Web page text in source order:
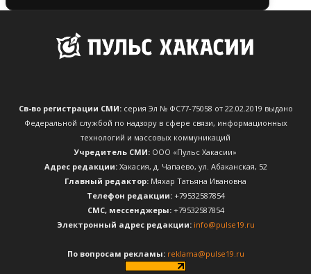
Св-во регистрации СМИ:серия Эл № ФС77-75058 от 22.02.2019 выдано
Федеральной службой по надзору в сфере связи, информационных
технологий и массовых коммуникаций
Учредитель СМИ: ООО «Пульс Хакасии»
Адрес редакции:Хакасия, д. Чапаево, ул. Абаканская, 52
Главный редактор: Мяхар Татьяна Ивановна
Телефон редакции:+79532587854
CМС, мессенджеры:+79532587854
Электронный адрес редакции: info@pulse19.ru
По вопросам рекламы: reklama@pulse19.ru